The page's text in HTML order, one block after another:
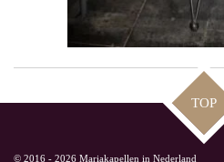
TOP
© 2016 - 2026 Mariakapellen in Nederland